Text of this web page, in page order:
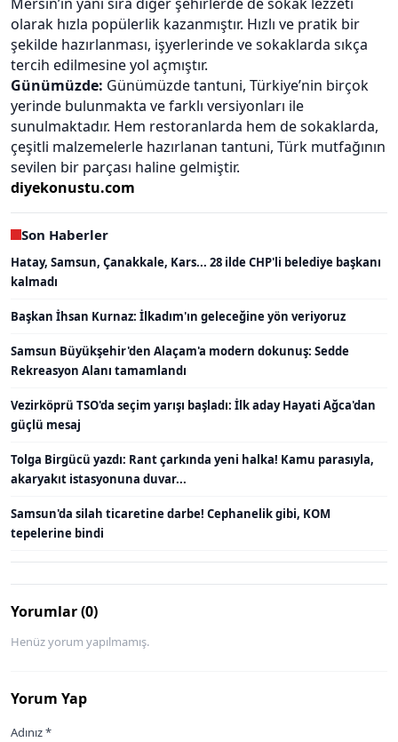
olarak hızla popülerlik kazanmıştır. Hızlı ve pratik bir
şekilde hazırlanması, işyerlerinde ve sokaklarda sıkça
tercih edilmesine yol açmıştır.
Günümüzde: Günümüzde tantuni, Türkiye’nin birçok
yerinde bulunmakta ve farklı versiyonları ile
sunulmaktadır. Hem restoranlarda hem de sokaklarda,
çeşitli malzemelerle hazırlanan tantuni, Türk mutfağının
sevilen bir parçası haline gelmiştir.
diyekonustu.com
Son Haberler
Hatay, Samsun, Çanakkale, Kars... 28 ilde CHP'li belediye başkanı
kalmadı
Başkan İhsan Kurnaz: İlkadım'ın geleceğine yön veriyoruz
Samsun Büyükşehir'den Alaçam'a modern dokunuş: Sedde
Rekreasyon Alanı tamamlandı
Vezirköprü TSO'da seçim yarışı başladı: İlk aday Hayati Ağca'dan
güçlü mesaj
Tolga Birgücü yazdı: Rant çarkında yeni halka! Kamu parasıyla,
akaryakıt istasyonuna duvar...
Samsun'da silah ticaretine darbe! Cephanelik gibi, KOM
tepelerine bindi
Yorumlar (0)
Henüz yorum yapılmamış.
Yorum Yap
Adınız *